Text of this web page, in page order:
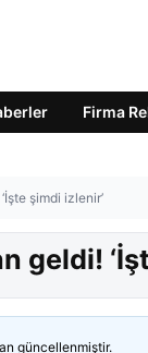
Firma
şimdi izlenir’
geldi!
güncellenmiştir.